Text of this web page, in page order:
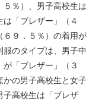
５％）、男子高校生は
は「ブレザー」（４
６９．５％）の着用が
のタイプは、男子中
「ブレザー」（３
かの男子高校生と女子
子高校生は「ブレザ